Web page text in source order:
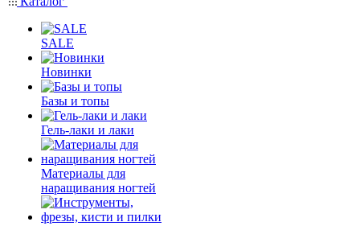
SALE
Новинки
Базы и топы
Гель-лаки и лаки
Материалы для
наращивания ногтей